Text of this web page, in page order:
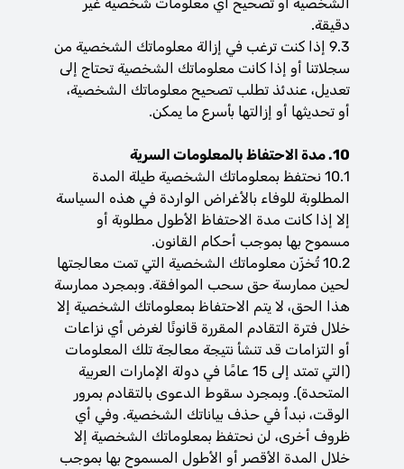
دقيقة.
9.3 إذا كنت ترغب في إزالة معلوماتك الشخصية من
سجلاتنا أو إذا كانت معلوماتك الشخصية تحتاج إلى
تعديل، عندئذ تطلب تصحيح معلوماتك الشخصية،
أو تحديثها أو إزالتها بأسرع ما يمكن.
10. مدة الاحتفاظ بالمعلومات السرية
10.1 نحتفظ بمعلوماتك الشخصية طيلة المدة
المطلوبة للوفاء بالأغراض الواردة في هذه السياسة
إلا إذا كانت مدة الاحتفاظ الأطول مطلوبة أو
مسموح بها بموجب أحكام القانون.
10.2 تُخزّن معلوماتك الشخصية التي تمت معالجتها
لحين ممارسة حق سحب الموافقة. وبمجرد ممارسة
هذا الحق، لا يتم الاحتفاظ بمعلوماتك الشخصية إلا
خلال فترة التقادم المقررة قانونًا لغرض أي نزاعات
أو التزامات قد تنشأ نتيجة معالجة تلك المعلومات
(التي تمتد إلى 15 عامًا في دولة الإمارات العربية
المتحدة). وبمجرد سقوط الدعوى بالتقادم بمرور
الوقت، نبدأ في حذف بياناتك الشخصية. وفي أي
ظروف أخرى، لن نحتفظ بمعلوماتك الشخصية إلا
خلال المدة الأقصر أو الأطول المسموح بها بموجب